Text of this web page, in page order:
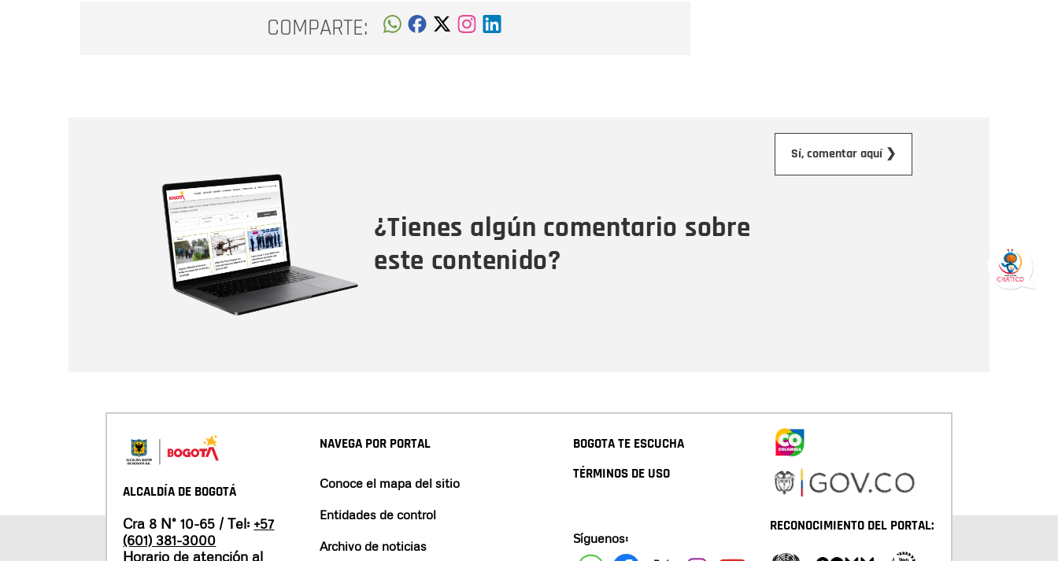
COMPARTE:
¿Tienes algún comentario sobre
este contenido?
Sí, comentar aquí ❯
ALCALDÍA DE BOGOTÁ
Cra 8 N° 10-65 / Tel: +57
(601) 381-3000
Horario de atención al
NAVEGA POR PORTAL
Conoce el mapa del sitio
Entidades de control
Archivo de noticias
BOGOTA TE ESCUCHA
TÉRMINOS DE USO
Síguenos:
RECONOCIMIENTO DEL PORTAL: